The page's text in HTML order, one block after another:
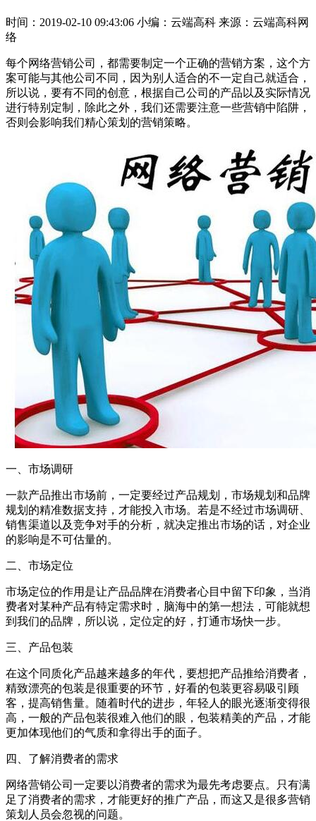
时间：2019-02-10 09:43:06 小编：云端高科 来源：云端高科网
络
每个网络营销公司，都需要制定一个正确的营销方案，这个方
案可能与其他公司不同，因为别人适合的不一定自己就适合，
所以说，要有不同的创意，根据自己公司的产品以及实际情况
进行特别定制，除此之外，我们还需要注意一些营销中陷阱，
否则会影响我们精心策划的营销策略。
一、市场调研
一款产品推出市场前，一定要经过产品规划，市场规划和品牌
规划的精准数据支持，才能投入市场。若是不经过市场调研、
销售渠道以及竞争对手的分析，就决定推出市场的话，对企业
的影响是不可估量的。
二、市场定位
市场定位的作用是让产品品牌在消费者心目中留下印象，当消
费者对某种产品有特定需求时，脑海中的第一想法，可能就想
到我们的品牌，所以说，定位定的好，打通市场快一步。
三、产品包装
在这个同质化产品越来越多的年代，要想把产品推给消费者，
精致漂亮的包装是很重要的环节，好看的包装更容易吸引顾
客，提高销售量。随着时代的进步，年轻人的眼光逐渐变得很
高，一般的产品包装很难入他们的眼，包装精美的产品，才能
更加体现他们的气质和拿得出手的面子。
四、了解消费者的需求
网络营销公司一定要以消费者的需求为最先考虑要点。只有满
足了消费者的需求，才能更好的推广产品，而这又是很多营销
策划人员会忽视的问题。